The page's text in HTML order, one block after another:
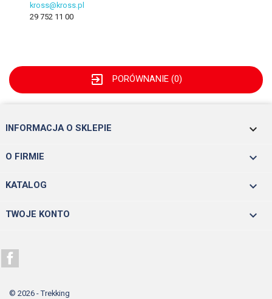
kross@kross.pl
29 752 11 00
exit_to_app PORÓWNANIE (0)
INFORMACJA O SKLEPIE keyboard_arrow_down
O FIRMIE 
KATALOG 
TWOJE KONTO 
© 2026 - Trekking